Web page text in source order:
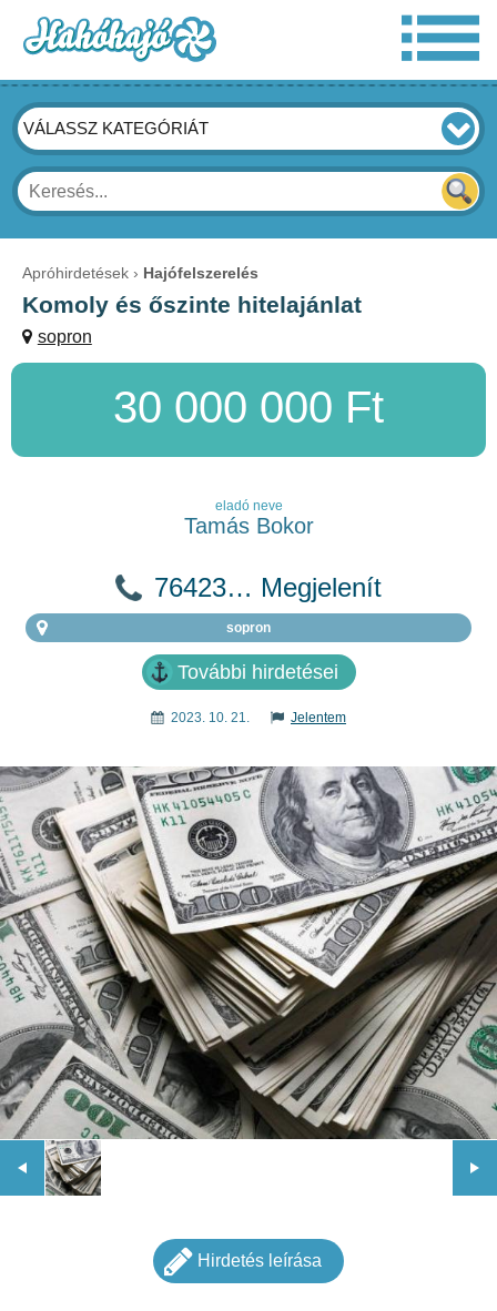
VÁLASSZ KATEGÓRIÁT
Apróhirdetések Hajófelszerelés
Komoly és őszinte hitelajánlat
sopron
30 000 000 Ft
eladó neve
Tamás Bokor
76423… Megjelenít
sopron
További hirdetései
2023. 10. 21. Jelentem
Hirdetés leírása